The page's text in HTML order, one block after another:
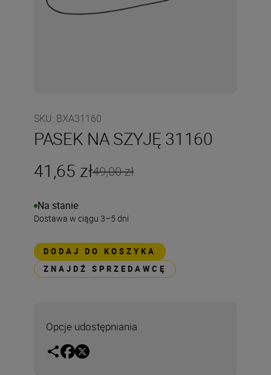
SKU: BXA31160
PASEK NA SZYJĘ 31160
41,65 zł49,00 zł
Na stanie
Dostawa w ciągu 3–5 dni
DODAJ DO KOSZYKA
ZNAJDŹ SPRZEDAWCĘ
Opcje udostępniania